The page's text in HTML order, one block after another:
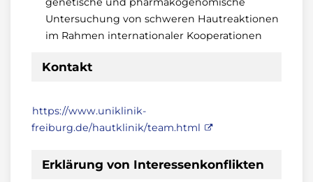
Untersuchung von schweren Hautreaktionen
im Rahmen internationaler Kooperationen
Kontakt
https://www.uniklinik-
freiburg.de/hautklinik/team.html
Erklärung von Interessenkonflikten